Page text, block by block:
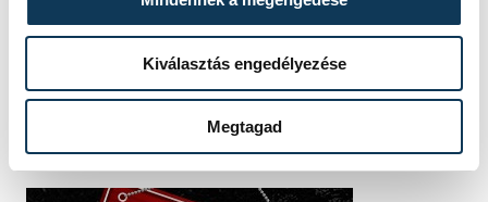
Kiválasztás engedélyezése
Megtagad